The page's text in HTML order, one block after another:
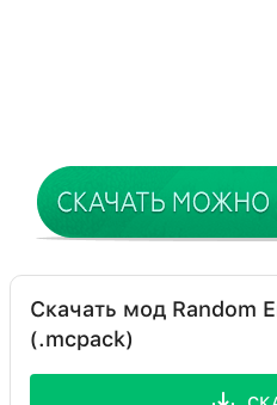
Скачать мод Random
(.mcpack)